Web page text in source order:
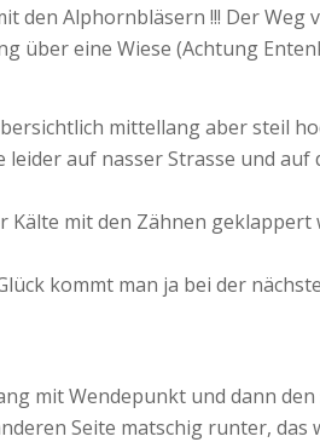
den Alphornbläsern !!! Der Weg
über eine Wiese (Achtung
mittellang aber steil
auf nasser Strasse und auf
Kälte mit den Zähnen geklappert
kommt man ja bei der
mit Wendepunkt und dann
Seite matschig runter, das